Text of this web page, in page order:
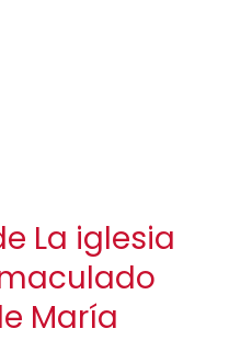
La iglesia
María